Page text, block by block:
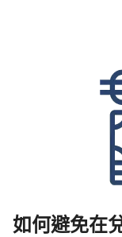
如何避免在